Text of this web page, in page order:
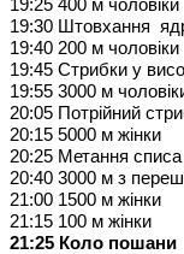
19:30 Штовхання
19:40 200 м чоловiки
19:45 Стрибки у
19:55 3000 м
20:05 Потрiйний
20:15 5000 м жiнки
20:25 Метання
20:40 3000 м з
21:00 1500 м жiнки
21:15 100 м жiнки
21:25 Коло пошани